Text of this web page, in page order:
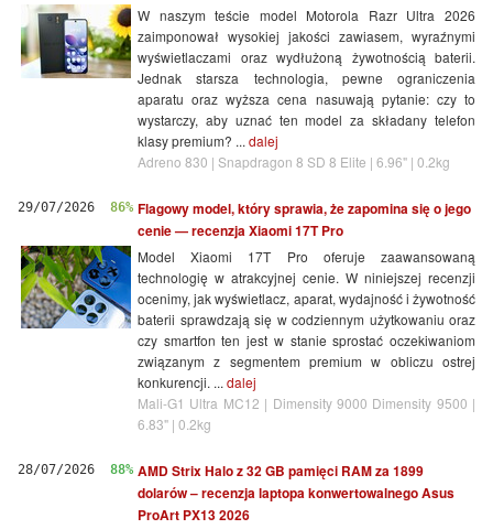
W naszym teście model Motorola Razr Ultra 2026
zaimponował wysokiej jakości zawiasem, wyraźnymi
wyświetlaczami oraz wydłużoną żywotnością baterii.
Jednak starsza technologia, pewne ograniczenia
aparatu oraz wyższa cena nasuwają pytanie: czy to
wystarczy, aby uznać ten model za składany telefon
klasy premium? ... dalej
Adreno 830 | Snapdragon 8 SD 8 Elite | 6.96" | 0.2kg
29/07/2026 86% Flagowy model, który sprawia, że zapomina się o jego
cenie — recenzja Xiaomi 17T Pro
Model Xiaomi 17T Pro oferuje zaawansowaną
technologię w atrakcyjnej cenie. W niniejszej recenzji
ocenimy, jak wyświetlacz, aparat, wydajność i żywotność
baterii sprawdzają się w codziennym użytkowaniu oraz
czy smartfon ten jest w stanie sprostać oczekiwaniom
związanym z segmentem premium w obliczu ostrej
konkurencji. ... dalej
Mali-G1 Ultra MC12 | Dimensity 9000 Dimensity 9500 |
6.83" | 0.2kg
28/07/2026 88% AMD Strix Halo z 32 GB pamięci RAM za 1899
dolarów – recenzja laptopa konwertowalnego Asus
ProArt PX13 2026